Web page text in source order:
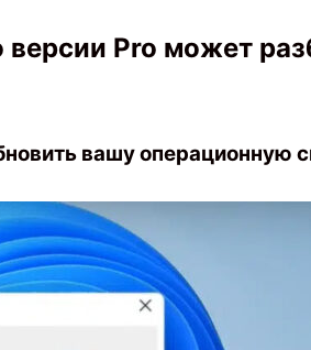
Pro может
вашу операционную